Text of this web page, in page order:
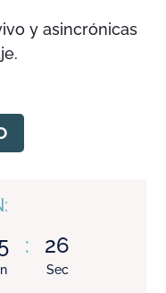
y asincrónicas
: 25
Sec